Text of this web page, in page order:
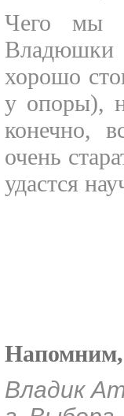
Чего мы
Владюшки
хорошо
у опоры),
конечно,
очень
удастся
Напомним,
Владик